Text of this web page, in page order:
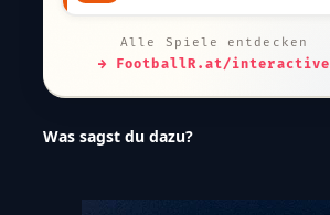
Alle Spiele entdecken
→ FootballR.at/interactive
Was sagst du dazu?